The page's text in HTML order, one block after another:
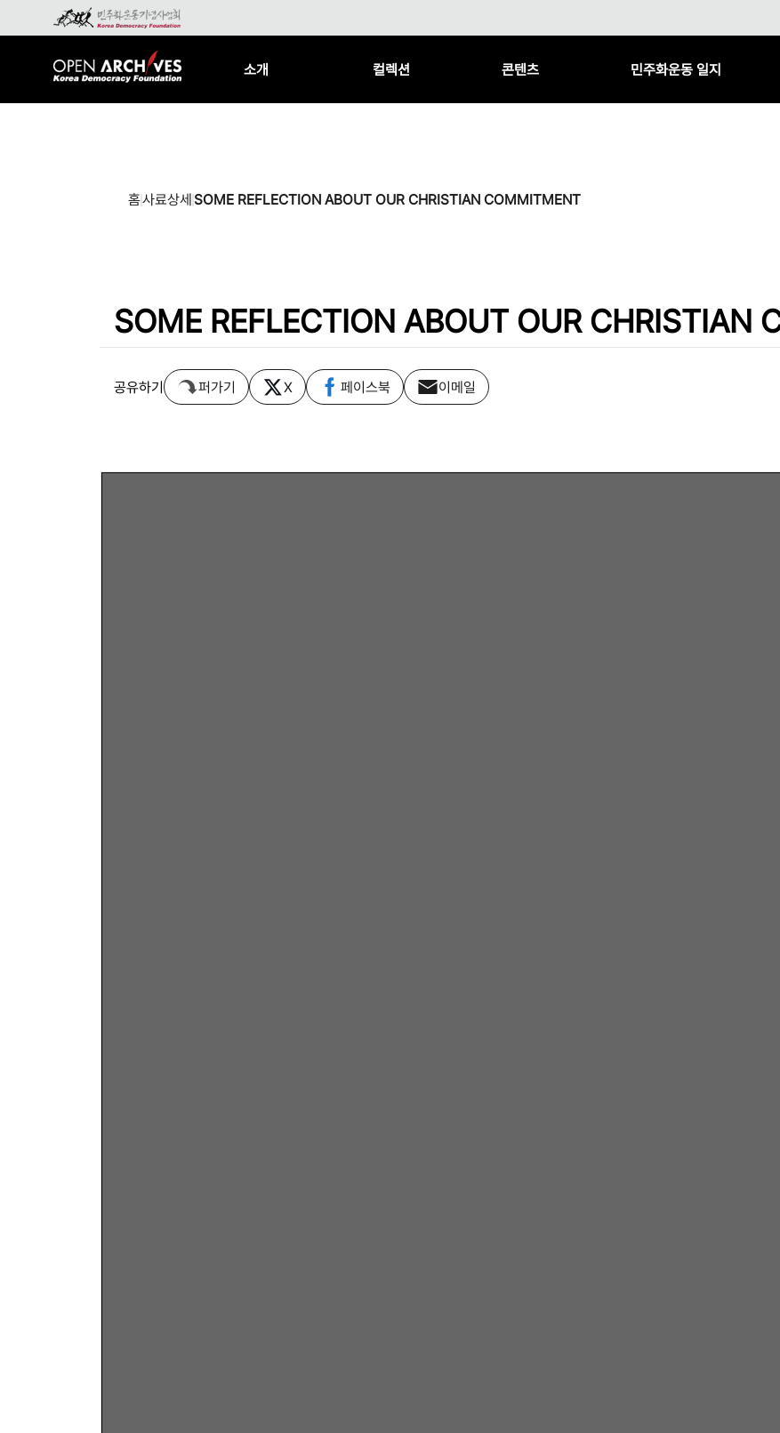
소개 컬렉션 콘텐츠 민주화운동 일지
홈사료상세SOME REFLECTION ABOUT OUR CHRISTIAN COMMITMENT
SOME REFLECTION ABOUT OUR CHRISTIAN
공유하기 퍼가기 X 페이스북 이메일